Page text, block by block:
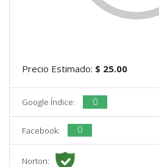
Precio Estimado: $ 25.00
Google Índice: 0
Facebook: 0
Norton: